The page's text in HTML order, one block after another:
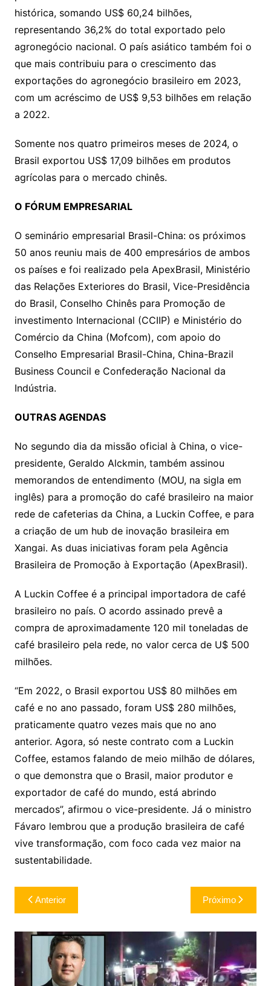
histórica, somando US$ 60,24 bilhões,
representando 36,2% do total exportado pelo
agronegócio nacional. O país asiático também foi o
que mais contribuiu para o crescimento das
exportações do agronegócio brasileiro em 2023,
com um acréscimo de US$ 9,53 bilhões em relação
a 2022.
Somente nos quatro primeiros meses de 2024, o
Brasil exportou US$ 17,09 bilhões em produtos
agrícolas para o mercado chinês.
O FÓRUM EMPRESARIAL
O seminário empresarial Brasil-China: os próximos
50 anos reuniu mais de 400 empresários de ambos
os países e foi realizado pela ApexBrasil, Ministério
das Relações Exteriores do Brasil, Vice-Presidência
do Brasil, Conselho Chinês para Promoção de
investimento Internacional (CCIIP) e Ministério do
Comércio da China (Mofcom), com apoio do
Conselho Empresarial Brasil-China, China-Brazil
Business Council e Confederação Nacional da
Indústria.
OUTRAS AGENDAS
No segundo dia da missão oficial à China, o vice-
presidente, Geraldo Alckmin, também assinou
memorandos de entendimento (MOU, na sigla em
inglês) para a promoção do café brasileiro na maior
rede de cafeterias da China, a Luckin Coffee, e para
a criação de um hub de inovação brasileira em
Xangai. As duas iniciativas foram pela Agência
Brasileira de Promoção à Exportação (ApexBrasil).
A Luckin Coffee é a principal importadora de café
brasileiro no país. O acordo assinado prevê a
compra de aproximadamente 120 mil toneladas de
café brasileiro pela rede, no valor cerca de U$ 500
milhões.
“Em 2022, o Brasil exportou US$ 80 milhões em
café e no ano passado, foram US$ 280 milhões,
praticamente quatro vezes mais que no ano
anterior. Agora, só neste contrato com a Luckin
Coffee, estamos falando de meio milhão de dólares,
o que demonstra que o Brasil, maior produtor e
exportador de café do mundo, está abrindo
mercados”, afirmou o vice-presidente. Já o ministro
Fávaro lembrou que a produção brasileira de café
vive transformação, com foco cada vez maior na
sustentabilidade.
Navegação
de
Post
Anterior Próximo